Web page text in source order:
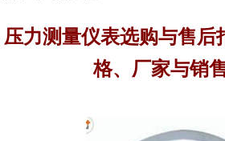
压力测量仪表选购与售后
格、厂家与销